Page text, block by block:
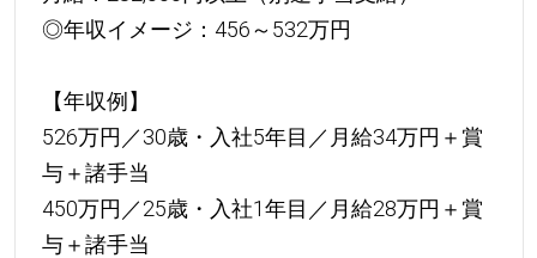
◎年収イメージ：456～532万円
【年収例】
526万円／30歳・入社5年目／月給34万円＋賞
与＋諸手当
450万円／25歳・入社1年目／月給28万円＋賞
与＋諸手当